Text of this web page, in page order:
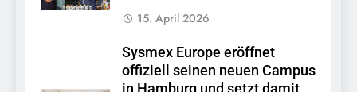
15. April 2026
Sysmex Europe eröffnet
offiziell seinen neuen Campus
in Hamburg und setzt damit